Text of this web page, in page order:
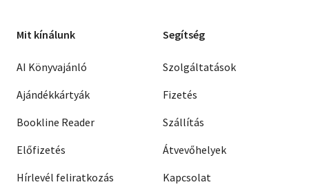
Mit kínálunk
AI Könyvajánló
Ajándékkártyák
Bookline Reader
Előfizetés
Hírlevél feliratkozás
Segítség
Szolgáltatások
Fizetés
Szállítás
Átvevőhelyek
Kapcsolat